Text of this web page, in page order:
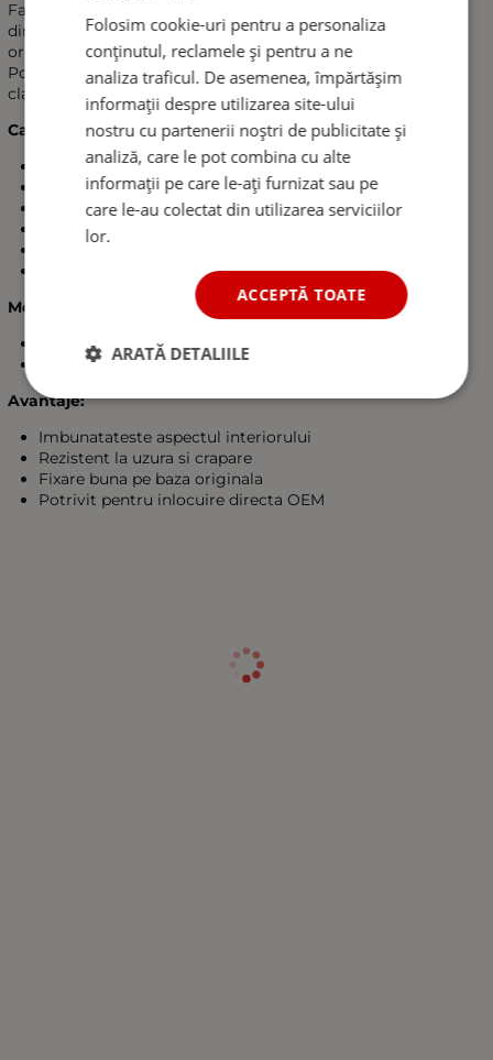
Fabricat din piele ecologica de inalta calitate, realizat dupa
dimensiuni de fabrica. Ofera o fixare buna si reda aspectul
original al interiorului.
Potrivit pentru autoturisme cu frana de mana mecanica
clasica.
Caracteristici:
Numar OEM: 34408227928
Material: piele ecologica
Culoare: negru
Cusatura dubla pentru rezistenta mai mare
Montaj usor fara necesitatea modificarilor
Modele compatibile:
BMW 3 Series E46 (1998–2006)
BMW M3 (E46) (2000–2006)
Avantaje:
Imbunatateste aspectul interiorului
Rezistent la uzura si crapare
Fixare buna pe baza originala
Potrivit pentru inlocuire directa OEM
Folosim cookie-uri pentru a personaliza
conținutul, reclamele și pentru a ne
analiza traficul. De asemenea, împărtășim
informații despre utilizarea site-ului
nostru cu partenerii noștri de publicitate și
analiză, care le pot combina cu alte
informații pe care le-ați furnizat sau pe
care le-au colectat din utilizarea serviciilor
lor.
ACCEPTĂ TOATE
ARATĂ DETALIILE